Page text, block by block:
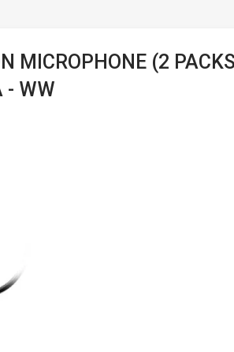
MICROPHONE (2
- WW